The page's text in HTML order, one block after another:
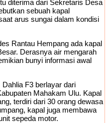
diterima dari Sekretaris Desa
sebuah kapal
arus sungai dalam kondisi
Rantau Hempang ada kapal
Derasnya air mengarah
bunyi informasi awal
F3 berlayar dari
Mahakam Ulu. Kapal
terdiri dari 30 orang dewasa
kapal juga membawa
sepeda motor.